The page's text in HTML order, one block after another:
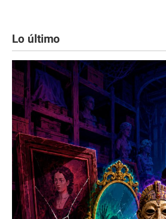
Lo último